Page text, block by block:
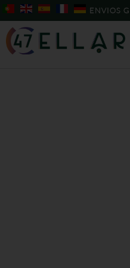
Skip
to
content
ENVIOS